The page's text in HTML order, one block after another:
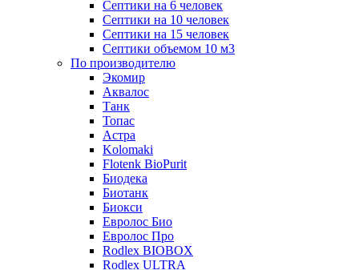
Септики на 6 человек
Септики на 10 человек
Септики на 15 человек
Септики объемом 10 м3
По производителю
Экомир
Аквалос
Танк
Топас
Астра
Kolomaki
Flotenk BioPurit
Биодека
Биотанк
Биокси
Евролос Био
Евролос Про
Rodlex BIOBOX
Rodlex ULTRA